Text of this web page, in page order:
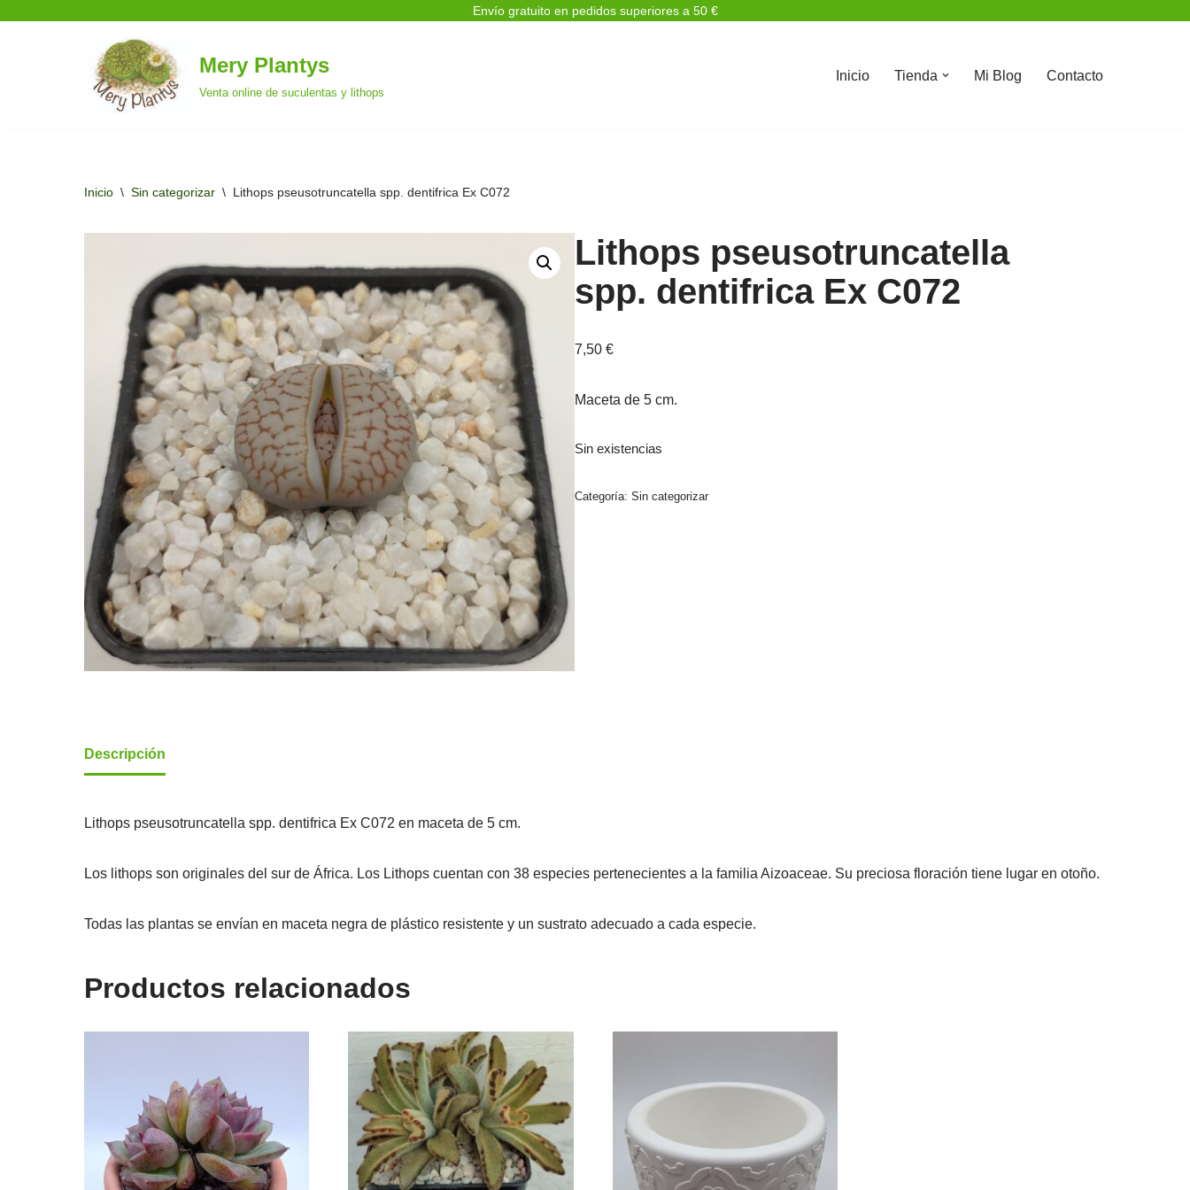
Envío gratuito en pedidos superiores a 50 €
Mery Plantys
Venta online de suculentas y lithops
Inicio Tienda Mi Blog Contacto
Inicio \ Sin categorizar \ Lithops pseusotruncatella spp. dentifrica Ex C072
Lithops pseusotruncatella
spp. dentifrica Ex C072
7,50 €
Maceta de 5 cm.
Sin existencias
Categoría: Sin categorizar
Descripción
Lithops pseusotruncatella spp. dentifrica Ex C072 en maceta de 5 cm.
Los lithops son originales del sur de África. Los Lithops cuentan con 38 especies pertenecientes a la familia Aizoaceae. Su preciosa floración tiene lugar en otoño.
Todas las plantas se envían en maceta negra de plástico resistente y un sustrato adecuado a cada especie.
Productos relacionados